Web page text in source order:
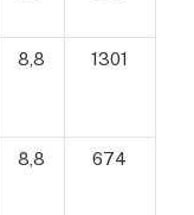
8,8 1301
8,8 674